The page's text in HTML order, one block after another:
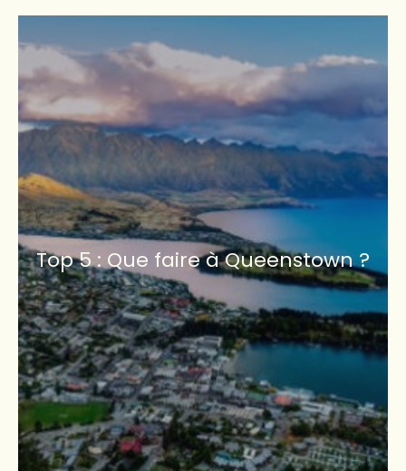
Top 5 : Que faire à Queenstown ?